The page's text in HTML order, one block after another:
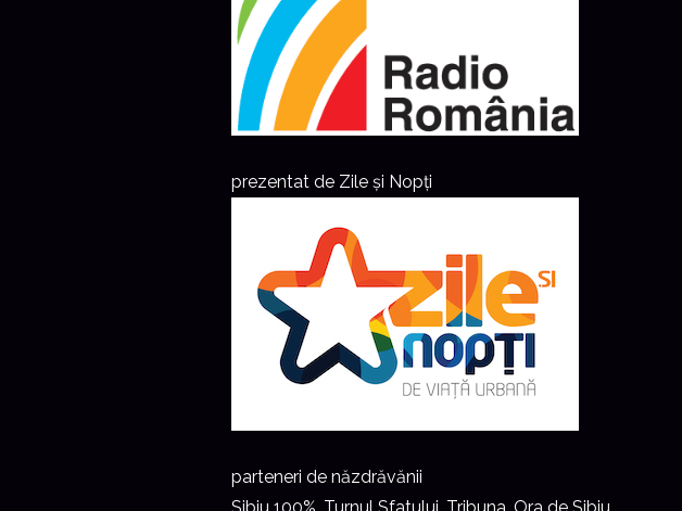
prezentat de Zile și Nopți
parteneri de năzdrăvănii